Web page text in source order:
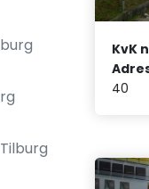
KvK
40